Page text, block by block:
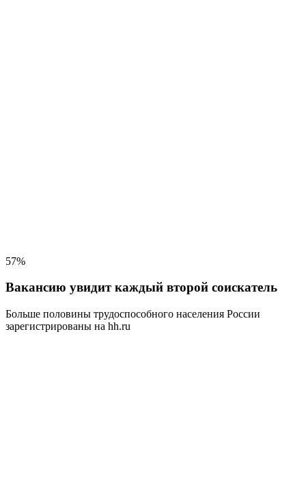
57%
Вакансию увидит каждый второй соискатель
Больше половины трудоспособного населения России
зарегистрированы на hh.ru